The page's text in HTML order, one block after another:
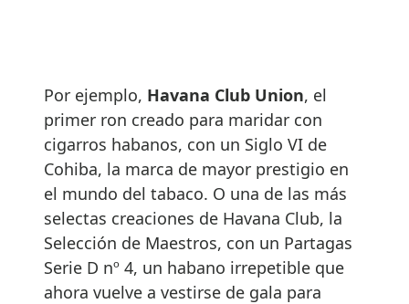
Por ejemplo, Havana Club Union, el
primer ron creado para maridar con
cigarros habanos, con un Siglo VI de
Cohiba, la marca de mayor prestigio en
el mundo del tabaco. O una de las más
selectas creaciones de Havana Club, la
Selección de Maestros, con un Partagas
Serie D nº 4, un habano irrepetible que
ahora vuelve a vestirse de gala para